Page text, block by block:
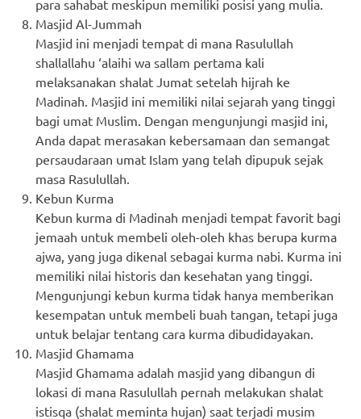
para sahabat meskipun memiliki posisi yang mulia.
Masjid Al-Jummah
Masjid ini menjadi tempat di mana Rasulullah
shallallahu ‘alaihi wa sallam pertama kali
melaksanakan shalat Jumat setelah hijrah ke
Madinah. Masjid ini memiliki nilai sejarah yang tinggi
bagi umat Muslim. Dengan mengunjungi masjid ini,
Anda dapat merasakan kebersamaan dan semangat
persaudaraan umat Islam yang telah dipupuk sejak
masa Rasulullah.
Kebun Kurma
Kebun kurma di Madinah menjadi tempat favorit bagi
jemaah untuk membeli oleh-oleh khas berupa kurma
ajwa, yang juga dikenal sebagai kurma nabi. Kurma ini
memiliki nilai historis dan kesehatan yang tinggi.
Mengunjungi kebun kurma tidak hanya memberikan
kesempatan untuk membeli buah tangan, tetapi juga
untuk belajar tentang cara kurma dibudidayakan.
Masjid Ghamama
Masjid Ghamama adalah masjid yang dibangun di
lokasi di mana Rasulullah pernah melakukan shalat
istisqa (shalat meminta hujan) saat terjadi musim